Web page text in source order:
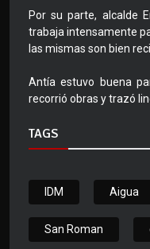
Por su parte, alcalde
trabaja intensamente
las mismas son bien
Antía estuvo buena
recorrió obras y trazó
TAGS
IDM Aigua
San Roman